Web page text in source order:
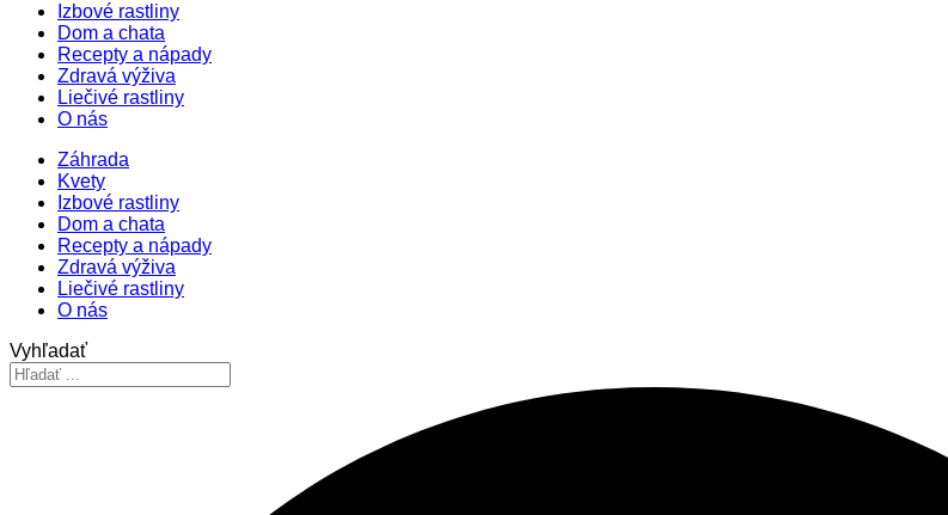
Izbové rastliny
Dom a chata
Recepty a nápady
Zdravá výživa
Liečivé rastliny
O nás
Záhrada
Kvety
Izbové rastliny
Dom a chata
Recepty a nápady
Zdravá výživa
Liečivé rastliny
O nás
Vyhľadať